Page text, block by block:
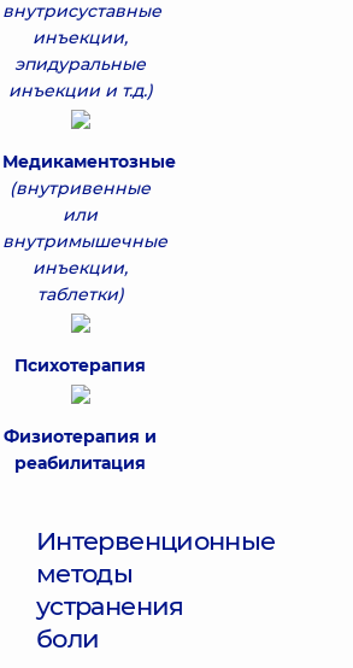
внутрисуставные
инъекции,
эпидуральные
инъекции и т.д.)
Медикаментозные
(внутривенные
или
внутримышечные
инъекции,
таблетки)
Психотерапия
Физиотерапия и
реабилитация
Интервенционные
методы
устранения
боли